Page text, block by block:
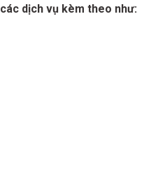
dịch vụ kèm theo như: